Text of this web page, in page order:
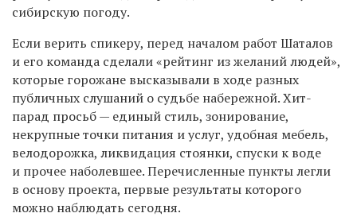
сибирскую погоду.
Если верить спикеру, перед началом работ Шаталов
и его команда сделали «рейтинг из желаний людей»,
которые горожане высказывали в ходе разных
публичных слушаний о судьбе набережной. Хит-
парад просьб — единый стиль, зонирование,
некрупные точки питания и услуг, удобная мебель,
велодорожка, ликвидация стоянки, спуски к воде
и прочее наболевшее. Перечисленные пункты легли
в основу проекта, первые результаты которого
можно наблюдать сегодня.